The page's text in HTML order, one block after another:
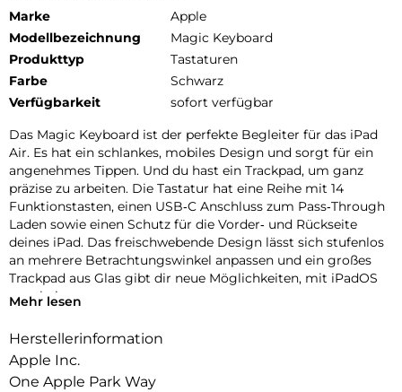
Marke
Apple
Modellbezeichnung
Magic Keyboard
Produkttyp
Tastaturen
Farbe
Schwarz
Verfügbarkeit
sofort verfügbar
Das Magic Keyboard ist der perfekte Begleiter für das iPad
Air. Es hat ein schlankes, mobiles Design und sorgt für ein
angenehmes Tippen. Und du hast ein Trackpad, um ganz
präzise zu arbeiten. Die Tastatur hat eine Reihe mit 14
Funktions­tasten, einen USB‑C Anschluss zum Pass‑Through
Laden sowie einen Schutz für die Vorder‑ und Rückseite
deines iPad. Das frei­schwebende Design lässt sich stufenlos
an mehrere Betrachtungs­winkel anpassen und ein großes
Trackpad aus Glas gibt dir neue Möglichkeiten, mit iPadOS
zu arbeiten.
Mehr lesen
Herstellerinformation
Apple Inc.
One Apple Park Way